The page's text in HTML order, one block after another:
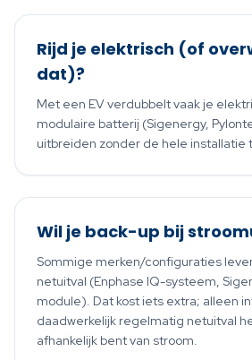
Rijd je elektrisch (of
dat)?
Met een EV verdubbelt vaak je
modulaire batterij (Sigenergy,
uitbreiden zonder de hele installatie
Wil je back-up bij
Sommige merken/configuraties
netuitval (Enphase IQ-systeem,
module). Dat kost iets extra; alleen
daadwerkelijk regelmatig netuitval
afhankelijk bent van stroom.